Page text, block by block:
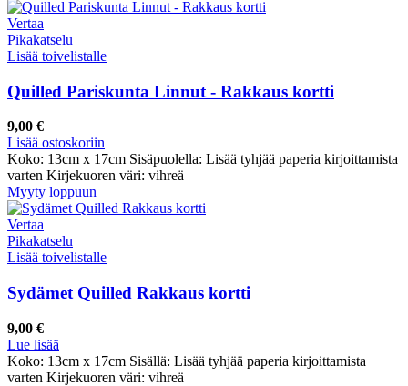
Vertaa
Pikakatselu
Lisää toivelistalle
Quilled Pariskunta Linnut - Rakkaus kortti
9,00 €
Lisää ostoskoriin
Koko: 13cm x 17cm Sisäpuolella: Lisää tyhjää paperia kirjoittamista
varten Kirjekuoren väri: vihreä
Myyty loppuun
Vertaa
Pikakatselu
Lisää toivelistalle
Sydämet Quilled Rakkaus kortti
9,00 €
Lue lisää
Koko: 13cm x 17cm Sisällä: Lisää tyhjää paperia kirjoittamista
varten Kirjekuoren väri: vihreä